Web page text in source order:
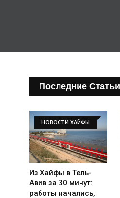
Последние Статьи
НОВОСТИ ХАЙФЫ
Из Хайфы в Тель-
Авив за 30 минут:
работы начались,